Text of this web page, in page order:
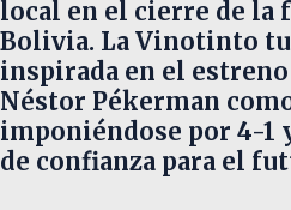
local en el cierre de la
Bolivia. La Vinotinto
inspirada en el estreno
Néstor Pékerman
imponiéndose por 4-1
de confianza para el